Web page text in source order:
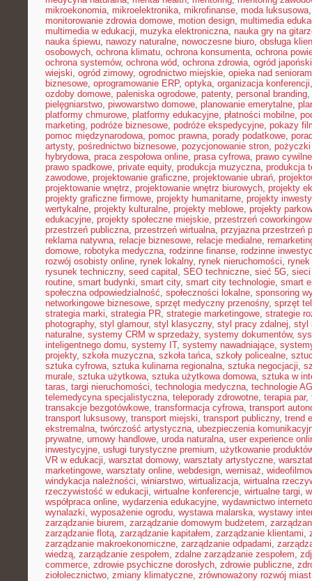
mikroekonomia, mikroelektronika, mikrofinanse, moda luksusowa
monitorowanie zdrowia domowe, motion design, multimedia
multimedia w edukacji, muzyka elektroniczna, nauka gry na
nauka śpiewu, nawozy naturalne, nowoczesne biuro, obsługa
osobowych, ochrona klimatu, ochrona konsumenta, ochrona
ochrona systemów, ochrona wód, ochrona zdrowia, ogród japoński
wiejski, ogród zimowy, ogrodnictwo miejskie, opieka nad
biznesowe, oprogramowanie ERP, optyka, organizacja konferencji
ozdoby domowe, paleniska ogrodowe, patenty, personal branding,
pielęgniarstwo, piwowarstwo domowe, planowanie emerytalne,
platformy chmurowe, platformy edukacyjne, płatności mobilne,
marketing, podróże biznesowe, podróże ekspedycyjne, pokazy
pomoc międzynarodowa, pomoc prawna, porady podatkowe,
artysty, pośrednictwo biznesowe, pozycjonowanie stron, pożyczki
hybrydowa, praca zespołowa online, prasa cyfrowa, prawo
prawo spadkowe, private equity, produkcja muzyczna, produkcja
zawodowe, projektowanie graficzne, projektowanie ubrań,
projektowanie wnętrz, projektowanie wnętrz biurowych, projekty
projekty graficzne firmowe, projekty humanitarne, projekty
wertykalne, projekty kulturalne, projekty meblowe, projekty
edukacyjne, projekty społeczne miejskie, przestrzeń
przestrzeń publiczna, przestrzeń wirtualna, przyjazna przestrzeń
reklama natywna, relacje biznesowe, relacje medialne,
domowe, robotyka medyczna, rodzinne finanse, rodzinne
rozwój osobisty online, rynek lokalny, rynek nieruchomości,
rysunek techniczny, seed capital , SEO techniczne, sieć 5G, sieci
routine, smart budynki, smart city, smart city technologie, smart
społeczna odpowiedzialność, społeczności lokalne, sponsoring
networkingowe biznesowe, sprzęt medyczny przenośny, sprzęt
strategia marki, strategia PR, strategie marketingowe, strategie
photography, styl glamour, styl klasyczny, styl pracy zdalnej, styl
naturalne, systemy CRM w sprzedaży, systemy dokumentów,
inteligentnego domu, systemy IT, systemy nawadniające,
projekty, szkoła muzyczna, szkoła tańca, szkoły policealne,
sztuka cyfrowa, sztuka kulinarna regionalna, sztuka negocjacji,
murale, sztuka użytkowa, sztuka użytkowa domowa, sztuka w
taras, targi nieruchomości, technologia medyczna, technologie
telemedycyna specjalistyczna, teleporady zdrowotne, terapia par,
transakcje bezgotówkowe, transformacja cyfrowa, transport
transport luksusowy, transport miejski, transport publiczny, trend
ekstremalna, twórczość artystyczna, ubezpieczenia
prywatne, umowy handlowe, uroda naturalna, user experience
inwestycyjne, usługi turystyczne premium, użytkowanie
VR w edukacji, warsztat domowy, warsztaty artystyczne,
marketingowe, warsztaty online, webdesign, wernisaż,
windykacja należności, winiarstwo, wirtualizacja, wirtualna
rzeczywistość w edukacji, wirtualne konferencje, wirtualne targi,
współpraca online, wydarzenia edukacyjne, wydawnictwo
wynalazki, wyposażenie ogrodu, wystawa malarska, wystawy
zarządzanie biurem, zarządzanie domowym budżetem,
zarządzanie flotą, zarządzanie kapitałem, zarządzanie klientami,
zarządzanie makroekonomiczne, zarządzanie odpadami,
wiedzą, zarządzanie zespołem, zdalne zarządzanie zespołem,
commerce, zdrowie psychiczne dorosłych, zdrowie publiczne,
ziołolecznictwo, zmiany klimatyczne, zrównoważony rozwój miast